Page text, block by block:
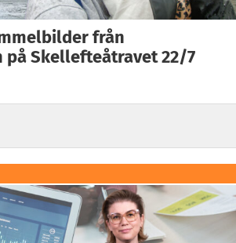
från
på Skellefteåtravet 22/7